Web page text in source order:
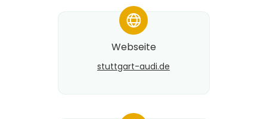
*
Webseite
stuttgart-audi.de